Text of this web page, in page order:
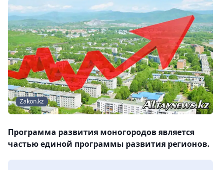
Zakon.kz
Программа развития моногородов является
частью единой программы развития регионов.